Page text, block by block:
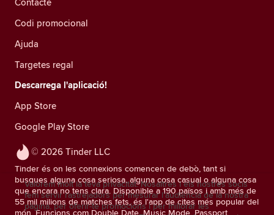
© 2026 Tinder LLC
Tinder és on les connexions comencen de debò, tant si
busques alguna cosa seriosa, alguna cosa casual o alguna cosa
que encara no tens clara. Disponible a 190 països i amb més de
55 mil milions de matches fets, és l'app de cites més popular del
món. Funcions com Double Date, Music Mode, Passport,
Codi promocional
Ajuda
Targetes regal
Descarrega l'aplicació!
App Store
Google Play Store
Valorem molt la teva privacitat. Nosaltres i els nostres socis
fem servir rastrejadors per mesurar l'audiència de la nostra
pàgina, per oferir-te promocions i per millorar les